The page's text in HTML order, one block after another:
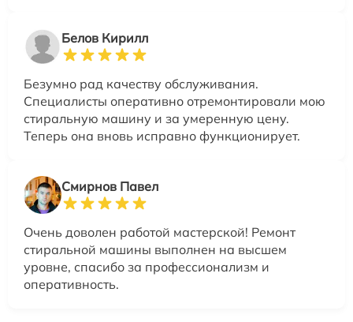
Белов Кирилл
Безумно рад качеству обслуживания.
Специалисты оперативно отремонтировали мою
стиральную машину и за умеренную цену.
Теперь она вновь исправно функционирует.
Смирнов Павел
Очень доволен работой мастерской! Ремонт
стиральной машины выполнен на высшем
уровне, спасибо за профессионализм и
оперативность.